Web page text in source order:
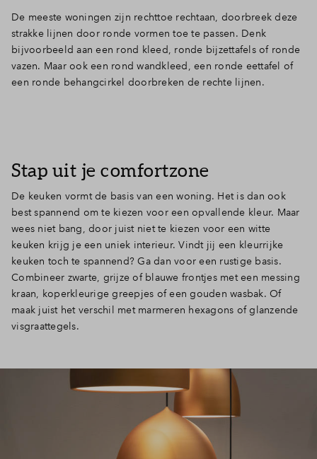
De meeste woningen zijn rechttoe rechtaan, doorbreek deze
strakke lijnen door ronde vormen toe te passen. Denk
bijvoorbeeld aan een rond kleed, ronde bijzettafels of ronde
vazen. Maar ook een rond wandkleed, een ronde eettafel of
een ronde behangcirkel doorbreken de rechte lijnen.
Stap uit je comfortzone
De keuken vormt de basis van een woning. Het is dan ook
best spannend om te kiezen voor een opvallende kleur. Maar
wees niet bang, door juist niet te kiezen voor een witte
keuken krijg je een uniek interieur. Vindt jij een kleurrijke
keuken toch te spannend? Ga dan voor een rustige basis.
Combineer zwarte, grijze of blauwe frontjes met een messing
kraan, koperkleurige greepjes of een gouden wasbak. Of
maak juist het verschil met marmeren hexagons of glanzende
visgraattegels.